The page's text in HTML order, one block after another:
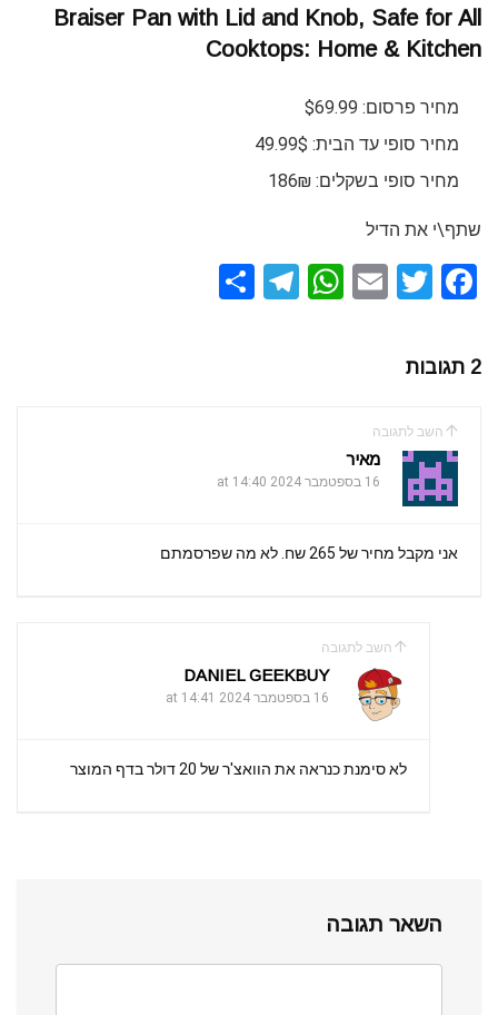
Braiser Pan with Lid and Knob, Safe for All
Cooktops: Home & Kitchen
מחיר פרסום: $69.99
מחיר סופי עד הבית: 49.99$
מחיר סופי בשקלים: 186₪
שתף\י את הדיל
F
ce
b
o
o
k
T
E
W
p
T
2 תגובות
השב לתגובה
מאיר
16 בספטמבר 2024 at 14:40
אני מקבל מחיר של 265 שח. לא מה שפרסמתם
השב לתגובה
DANIEL GEEKBUY
16 בספטמבר 2024 at 14:41
לא סימנת כנראה את הוואצ'ר של 20 דולר בדף המוצר
השאר תגובה